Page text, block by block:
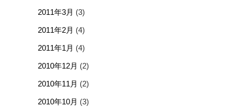
2011年3月 (3)
2011年2月 (4)
2011年1月 (4)
2010年12月 (2)
2010年11月 (2)
2010年10月 (3)